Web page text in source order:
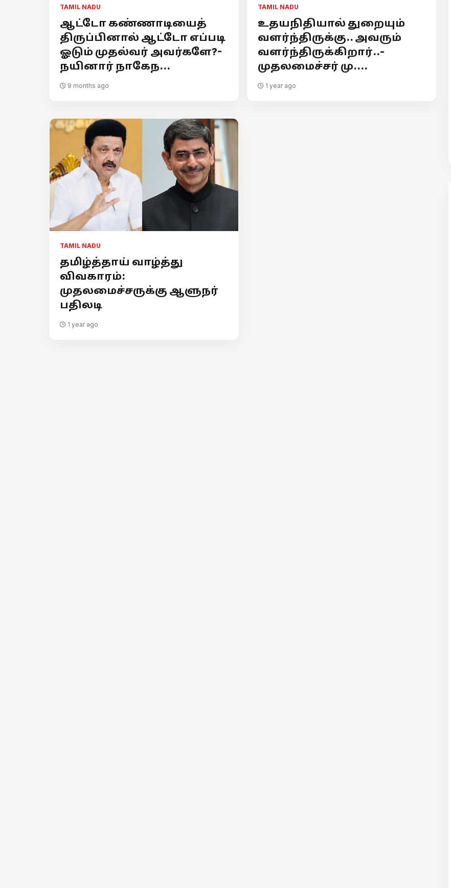
TAMIL NADU
ஆட்டோ கண்ணாடியைத்
திருப்பினால் ஆட்டோ எப்படி
ஓடும் முதல்வர் அவர்களே?-
நயினார் நாகேந...
9 months ago
TAMIL NADU
உதயநிதியால் துறையும்
வளர்ந்திருக்கு.. அவரும்
வளர்ந்திருக்கிறார்..-
முதலமைச்சர் மு....
1 year ago
TAMIL NADU
தமிழ்த்தாய் வாழ்த்து
விவகாரம்:
முதலமைச்சருக்கு ஆளுநர்
பதிலடி
1 year ago